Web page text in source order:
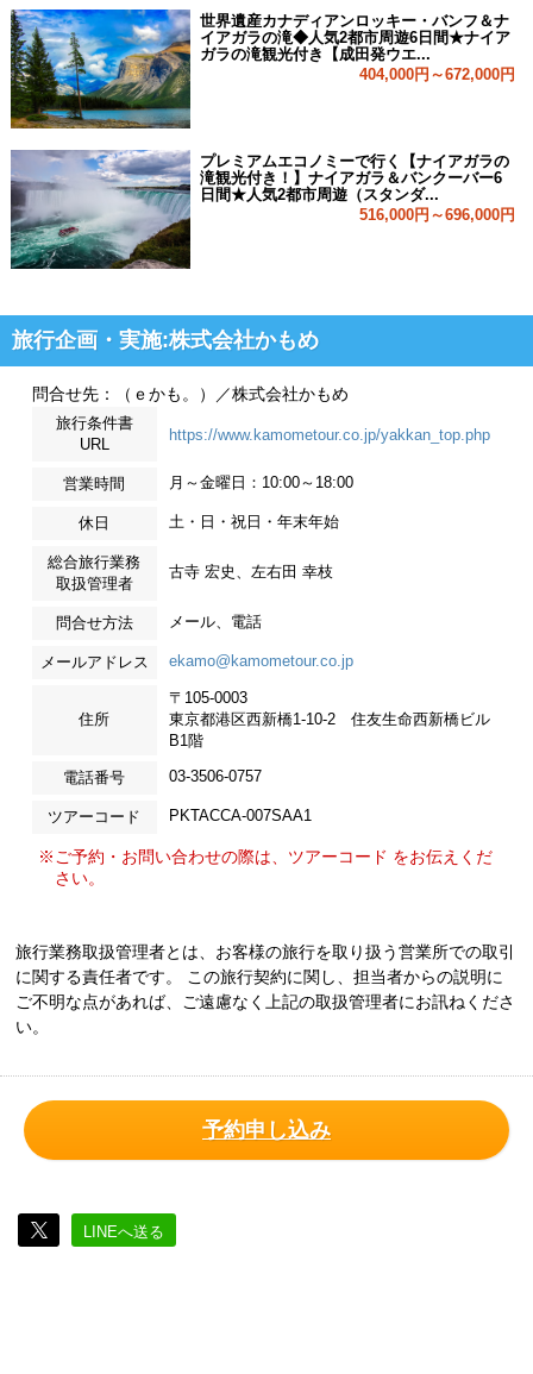
世界遺産カナディアンロッキー・バンフ＆ナ
イアガラの滝◆人気2都市周遊6日間★ナイア
ガラの滝観光付き【成田発ウエ...
404,000円～672,000円
プレミアムエコノミーで行く【ナイアガラの
滝観光付き！】ナイアガラ＆バンクーバー6
日間★人気2都市周遊（スタンダ...
516,000円～696,000円
旅行企画・実施:株式会社かもめ
問合せ先：（ｅかも。）／株式会社かもめ
旅行条件書
URL
https://www.kamometour.co.jp/yakkan_top.php
営業時間 月～金曜日：10:00～18:00
休日 土・日・祝日・年末年始
総合旅行業務
取扱管理者
古寺 宏史、左右田 幸枝
問合せ方法 メール、電話
メールアドレス ekamo@kamometour.co.jp
住所
〒105-0003
東京都港区西新橋1-10-2 住友生命西新橋ビル
B1階
電話番号 03-3506-0757
ツアーコード PKTACCA-007SAA1
※ご予約・お問い合わせの際は、ツアーコード をお伝えくだ
さい。
旅行業務取扱管理者とは、お客様の旅行を取り扱う営業所での取引
に関する責任者です。 この旅行契約に関し、担当者からの説明に
ご不明な点があれば、ご遠慮なく上記の取扱管理者にお訊ねくださ
い。
予約申し込み
LINEへ送る